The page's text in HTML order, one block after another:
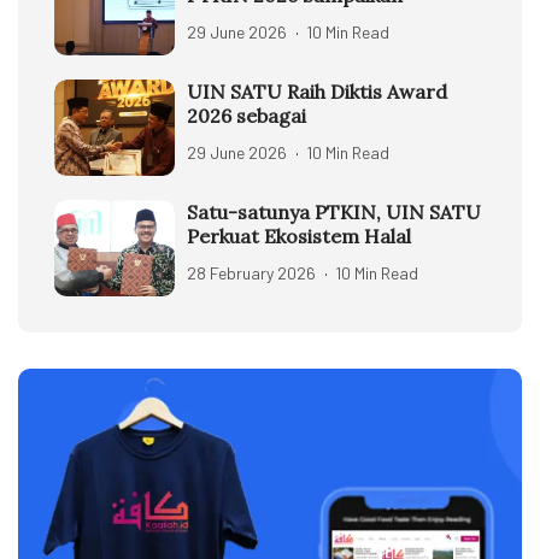
29 June 2026 10 Min Read
UIN SATU Raih Diktis Award
2026 sebagai
29 June 2026 10 Min Read
Satu-satunya PTKIN, UIN SATU
Perkuat Ekosistem Halal
28 February 2026 10 Min Read